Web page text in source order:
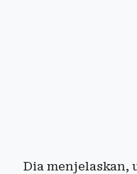
Dia menjelaskan,